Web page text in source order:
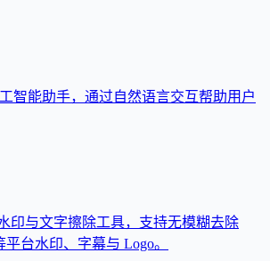
智能助手，通过自然语言交互帮助用户
印与文字擦除工具，支持无模糊去除
平台水印、字幕与 Logo。